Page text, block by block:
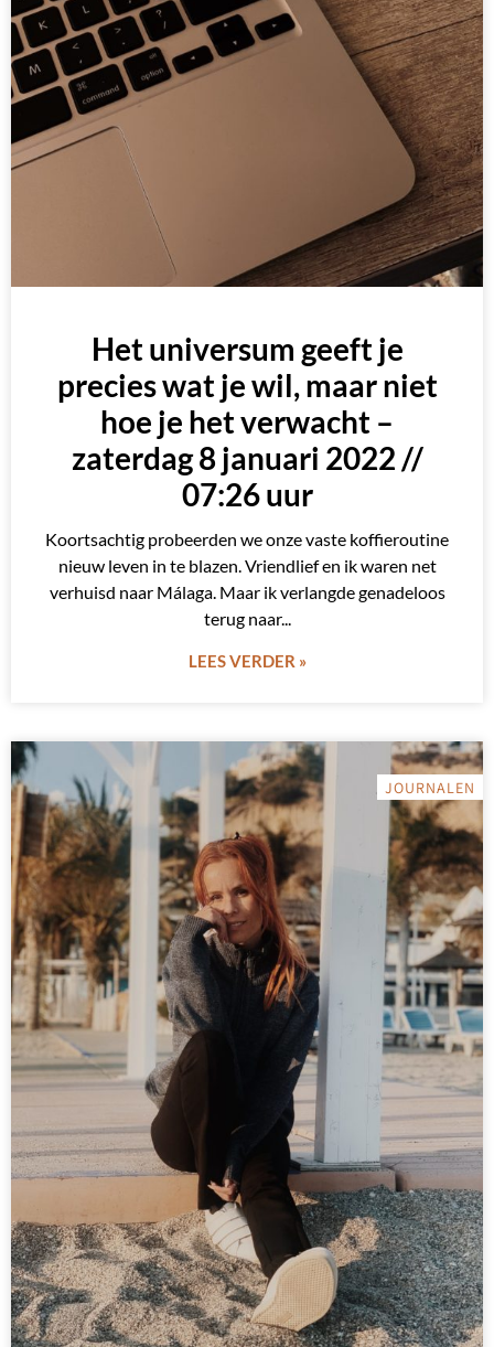
Het universum geeft je
precies wat je wil, maar niet
hoe je het verwacht –
zaterdag 8 januari 2022 //
07:26 uur
Koortsachtig probeerden we onze vaste koffieroutine
nieuw leven in te blazen. Vriendlief en ik waren net
verhuisd naar Málaga. Maar ik verlangde genadeloos
terug naar
LEES VERDER »
JOURNALEN